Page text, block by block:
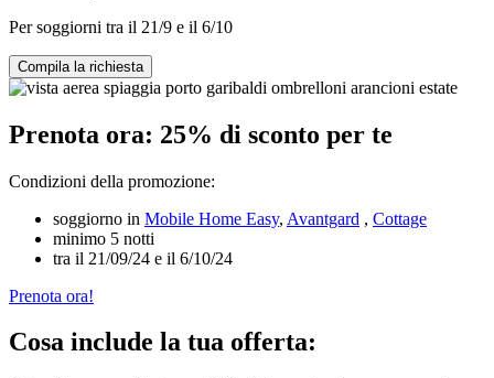
Per soggiorni tra il 21/9 e il 6/10
Compila la richiesta
Prenota ora: 25% di sconto per te
Condizioni della promozione:
soggiorno in Mobile Home Easy, Avantgard , Cottage
minimo 5 notti
tra il 21/09/24 e il 6/10/24
Prenota ora!
Cosa include la tua offerta: